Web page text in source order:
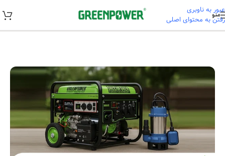
عبور به ناوبری
رفتن به محتوای اصلی
منو
خانه/ راهنمای خرید و نصب